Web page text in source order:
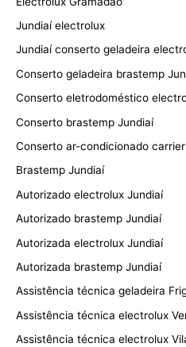
Jundiaí electrolux
Jundiaí conserto geladeira
Conserto geladeira brastemp
Conserto eletrodoméstico
Conserto brastemp Jundiaí
Conserto ar-condicionado
Brastemp Jundiaí
Autorizado electrolux Jundiaí
Autorizado brastemp Jundiaí
Autorizada electrolux Jundiaí
Autorizada brastemp Jundiaí
Assistência técnica geladeira
Assistência técnica electrolux
Assistência técnica electrolux